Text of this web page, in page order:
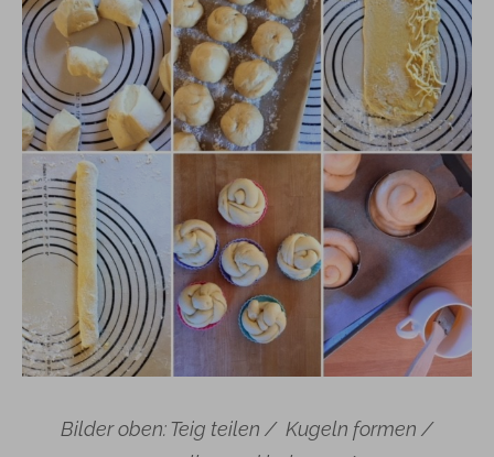
Bilder oben: Teig teilen / Kugeln formen /